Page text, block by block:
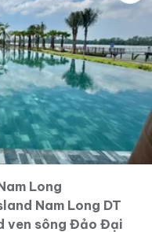
Long
Nam Long DT
ven sông Đảo Đại